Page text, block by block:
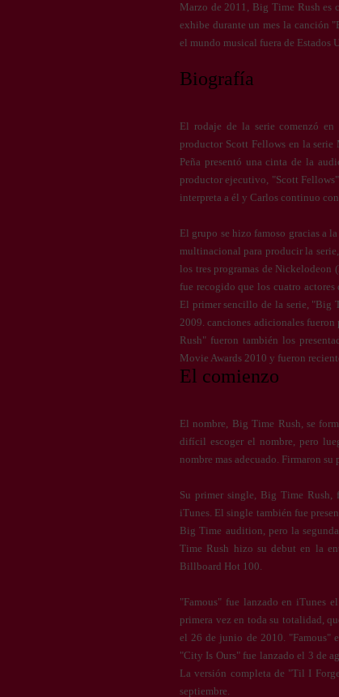
Marzo de 2011, Big Time Rush es
exhibe durante un mes la canción
el mundo musical fuera de Estados
Biografía
El rodaje de la serie comenzó en
productor Scott Fellows en la serie
Peña presentó una cinta de la
productor ejecutivo, "Scott
interpreta a él y Carlos continuo
El grupo se hizo famoso gracias a
multinacional para producir la
los tres programas de Nickelodeon
fue recogido que los cuatro
El primer sencillo de la serie, "Big
2009. canciones adicionales
Rush" fueron también los
Movie Awards 2010 y fueron
El comienzo
El nombre, Big Time Rush, se
difícil escoger el nombre, pero
nombre mas adecuado. Firmaron
Su primer single, Big Time
iTunes. El single también fue
Big Time audition, pero la
Time Rush hizo su debut en la
Billboard Hot 100.
"Famous" fue lanzado en iTunes
primera vez en toda su totalidad,
el 26 de junio de 2010. "Famous"
"City Is Ours" fue lanzado el 3 de
La versión completa de "Til I
septiembre.